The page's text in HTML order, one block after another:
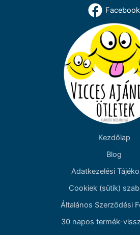
Facebook
Kezdőlap
Blog
Adatkezelési
Cookiek (sütik)
Általános Szerződési
30 napos termék-